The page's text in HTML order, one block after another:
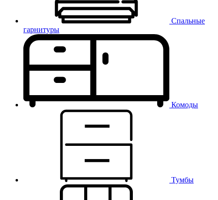
Спальные
гарнитуры
Комоды
Тумбы